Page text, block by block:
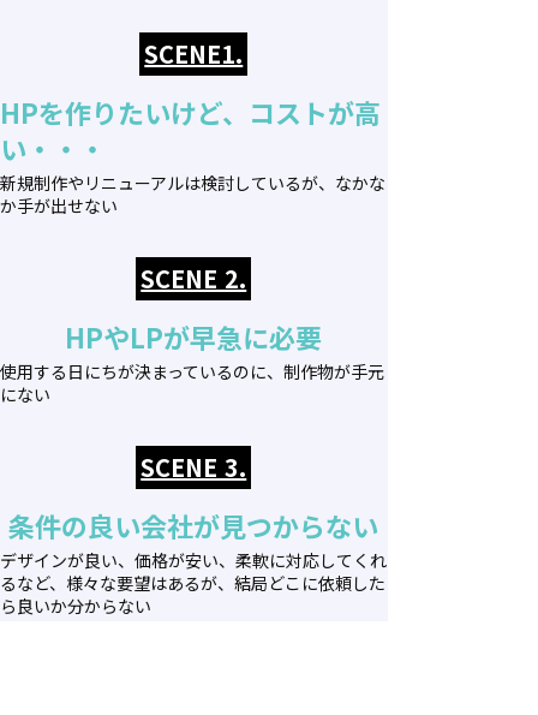
SCENE1.
HPを作りたいけど、コストが高
い・・・
新規制作やリニューアルは検討しているが、なかな
か手が出せない
SCENE 2.
HPやLPが早急に必要
使用する日にちが決まっているのに、制作物が手元
にない
SCENE 3.
条件の良い会社が見つからない
デザインが良い、価格が安い、柔軟に対応してくれ
るなど、様々な要望はあるが、結局どこに依頼した
ら良いか分からない